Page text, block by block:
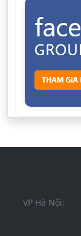
VP Hà Nội: